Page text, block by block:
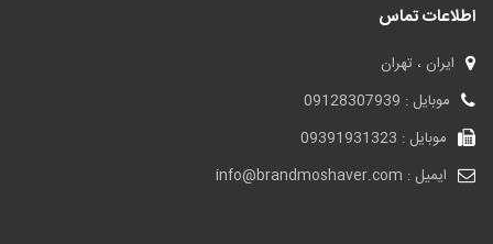
اطلاعات تماس
ایران ، تهران
موبایل : 09128307939
موبایل : 09391931323
ایمیل : info@brandmoshaver.com